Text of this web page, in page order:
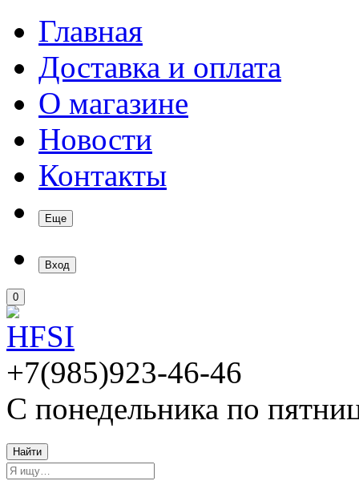
Главная
Доставка и оплата
О магазине
Новости
Контакты
Еще
Вход
0
+7(985)923-46-46
С понедельника по
Найти